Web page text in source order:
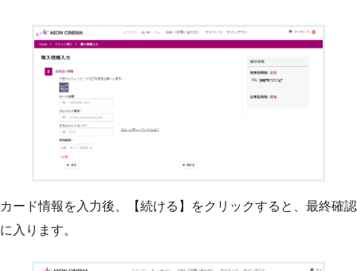
カード情報を入力後、【続ける】をクリックすると、最終確認
に入ります。